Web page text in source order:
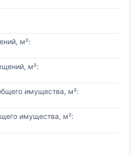
м²:
м²:
имущества, м²:
имущества, м²: